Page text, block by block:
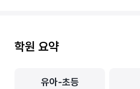
학원 요약
유아-초등